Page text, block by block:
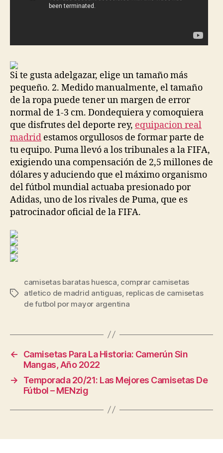
Si te gusta adelgazar, elige un tamaño más
pequeño. 2. Medido manualmente, el tamaño
de la ropa puede tener un margen de error
normal de 1-3 cm. Dondequiera y comoquiera
que disfrutes del deporte rey, equipacion real
madrid estamos orgullosos de formar parte de
tu equipo. Puma llevó a los tribunales a la FIFA,
exigiendo una compensación de 2,5 millones de
dólares y aduciendo que el máximo organismo
del fútbol mundial actuaba presionado por
Adidas, uno de los rivales de Puma, que es
patrocinador oficial de la FIFA.
Etiquetas
camisetas baratas huesca comprar camisetas
atletico de madrid antiguas replicas de camisetas
de futbol por mayor argentina
←
Camisetas Para La Historia: Camerún Sin
Mangas, Año 2022
→
Temporada 20/21: Las Mejores Camisetas De
Fútbol – MENzig